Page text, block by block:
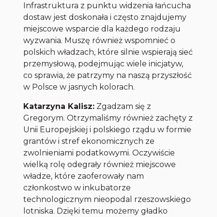
Infrastruktura z punktu widzenia łańcucha
dostaw jest doskonała i często znajdujemy
miejscowe wsparcie dla każdego rodzaju
wyzwania. Muszę również wspomnieć o
polskich władzach, które silnie wspierają sieć
przemysłową, podejmując wiele inicjatyw,
co sprawia, że patrzymy na naszą przyszłość
w Polsce w jasnych kolorach.
Katarzyna Kalisz: Zgadzam się z
Gregorym. Otrzymaliśmy również zachęty z
Unii Europejskiej i polskiego rządu w formie
grantów i stref ekonomicznych ze
zwolnieniami podatkowymi. Oczywiście
wielką rolę odegrały również miejscowe
władze, które zaoferowały nam
członkostwo w inkubatorze
technologicznym nieopodal rzeszowskiego
lotniska. Dzięki temu możemy gładko